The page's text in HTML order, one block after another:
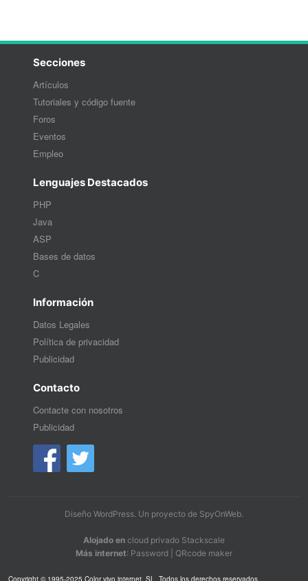
Secciones
Artículos
Tutoriales y código fuente
Foros
Eventos
Empleo
Lenguajes Destacados
PHP
Java
ASP
Bases de datos
C
Información
Datos Legales
Política de privacidad
Publicidad
Contacto
Contacte con nosotros
Publicidad
Diseño WordPress. Un proyecto de SpyOnWeb.
Alojado en cloud privado Stackscale
Más internet: Password QRcode maker
Copyright © 1995-2025 Color vivo internet, SL. Todos los derechos reservados